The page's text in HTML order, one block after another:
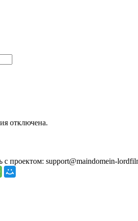
отключена.
с проектом: support@maindomein-